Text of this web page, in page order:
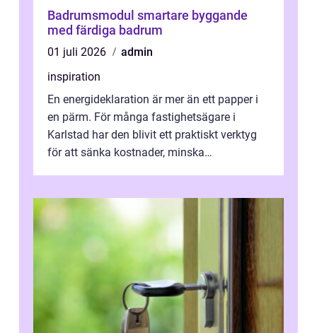
Badrumsmodul smartare byggande
med färdiga badrum
01 juli 2026
admin
inspiration
En energideklaration är mer än ett papper i
en pärm. För många fastighetsägare i
Karlstad har den blivit ett praktiskt verktyg
för att sänka kostnader, minska